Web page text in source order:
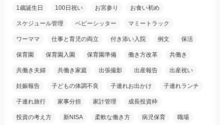
1歳誕生日 100日祝い お宮参り お食い初め
スケジュール管理 ベビーシッター マミートラック
ワーママ 仕事と育児の両立 付き添い入院 例文 保活
保育園 保育園入園 保育園準備 働き方改革 共働き
共働き夫婦 共働き家庭 出張撮影 出産報告 出産祝い
妊娠報告 子どもの体調不良 子連れお出かけ 子連れランチ
子連れ旅行 家事分担 家計管理 成長投資枠
投資の考え方 新NISA 柔軟な働き方 病児保育 職場